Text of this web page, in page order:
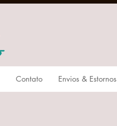
Contato Envios & Estornos